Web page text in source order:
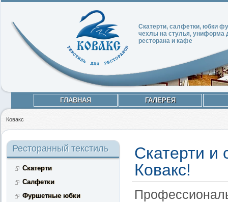
Скатерти, салфетки, юбки
чехлы на стулья, униформа
ресторана и кафе
ГЛАВНАЯ ГАЛЕРЕЯ
Ковакс
Ресторанный текстиль
Скатерти
Салфетки
Фуршетные юбки
Скатерти и
Ковакс!